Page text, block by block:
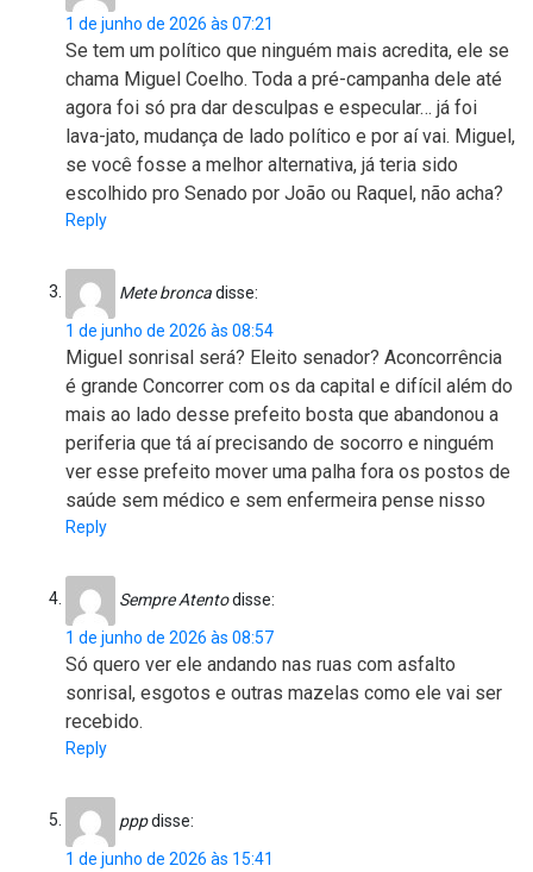
1 de junho de 2026 às 07:21
Se tem um político que ninguém mais acredita, ele se
chama Miguel Coelho. Toda a pré-campanha dele até
agora foi só pra dar desculpas e especular… já foi
lava-jato, mudança de lado político e por aí vai. Miguel,
se você fosse a melhor alternativa, já teria sido
escolhido pro Senado por João ou Raquel, não acha?
Reply
Mete broncadisse:
1 de junho de 2026 às 08:54
Miguel sonrisal será? Eleito senador? Aconcorrência
é grande Concorrer com os da capital e difícil além do
mais ao lado desse prefeito bosta que abandonou a
periferia que tá aí precisando de socorro e ninguém
ver esse prefeito mover uma palha fora os postos de
saúde sem médico e sem enfermeira pense nisso
Reply
Sempre Atentodisse:
1 de junho de 2026 às 08:57
Só quero ver ele andando nas ruas com asfalto
sonrisal, esgotos e outras mazelas como ele vai ser
recebido.
Reply
pppdisse:
1 de junho de 2026 às 15:41